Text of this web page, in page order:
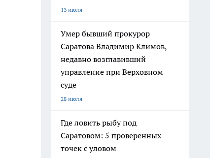
13 июля
Умер бывший прокурор
Саратова Владимир Климов,
недавно возглавивший
управление при Верховном
суде
28 июля
Где ловить рыбу под
Саратовом: 5 проверенных
точек с уловом